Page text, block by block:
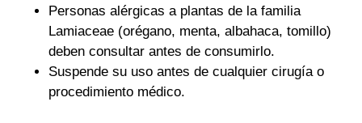
Personas alérgicas a plantas de la familia
Lamiaceae (orégano, menta, albahaca, tomillo)
deben consultar antes de consumirlo.
Suspende su uso antes de cualquier cirugía o
procedimiento médico.